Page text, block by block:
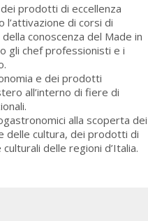
prodotti di eccellenza
l’attivazione di corsi di
conoscenza del Made in
gli chef professionisti e i
e dei prodotti
all’interno di fiere di
alla scoperta dei
delle cultura, dei prodotti di
delle regioni d’Italia.